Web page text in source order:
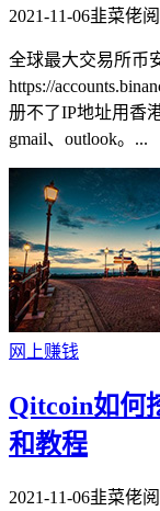
2021-11-06韭菜佬
全球最大交易所币
https://
册不了IP地址用香
gmail、outlook。...
网上赚钱
Qitcoin如何
和教程
2021-11-06韭菜佬